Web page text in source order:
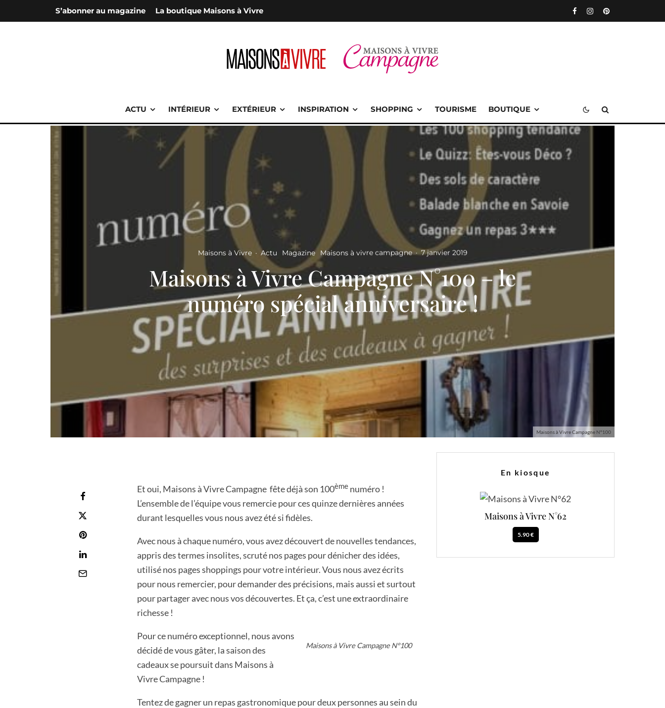
S’abonner au magazine La boutique Maisons à Vivre
ACTU INTÉRIEUR EXTÉRIEUR INSPIRATION SHOPPING TOURISME BOUTIQUE
Maisons à Vivre Campagne N°100
Maisons à Vivre · Actu Magazine Maisons à vivre campagne · 7 janvier 2019
Maisons à Vivre Campagne N°100 – le
numéro spécial anniversaire !
Et oui, Maisons à Vivre Campagne fête déjà son 100ème numéro !
L’ensemble de l’équipe vous remercie pour ces quinze dernières années
durant lesquelles vous nous avez été si fidèles.
Avec nous à chaque numéro, vous avez découvert de nouvelles tendances,
appris des termes insolites, scruté nos pages pour dénicher des idées,
utilisé nos pages shoppings pour votre intérieur. Vous nous avez écrits
pour nous remercier, pour demander des précisions, mais aussi et surtout
pour partager avec nous vos découvertes. Et ça, c’est une extraordinaire
richesse !
Maisons à Vivre Campagne N°100
Pour ce numéro exceptionnel, nous avons
décidé de vous gâter, la saison des
cadeaux se poursuit dans Maisons à
Vivre Campagne !
Tentez de gagner un repas gastronomique pour deux personnes au sein du
En kiosque
Maisons à Vivre N°62
5.90 €